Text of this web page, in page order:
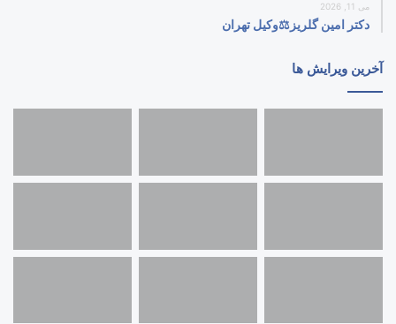
می 11, 2026
دکتر امین گلریز⚖️وکیل تهران
آخرین ویرایش ها